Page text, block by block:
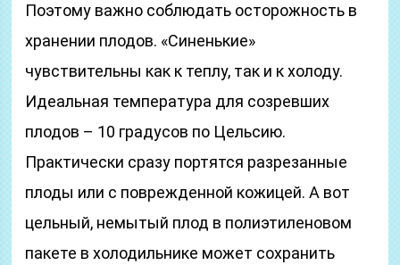
Поэтому важно соблюдать осторожность в
хранении плодов. «Синенькие»
чувствительны как к теплу, так и к холоду.
Идеальная температура для созревших
плодов – 10 градусов по Цельсию.
Практически сразу портятся разрезанные
плоды или с поврежденной кожицей. А вот
цельный, немытый плод в полиэтиленовом
пакете в холодильнике может сохранить